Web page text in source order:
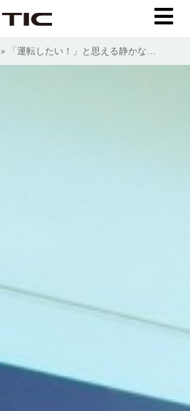
» 「運転したい！」と思える静かな…